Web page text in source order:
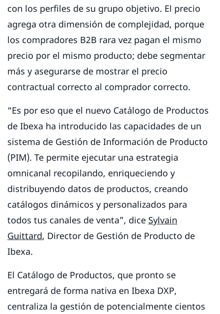
con los perfiles de su grupo objetivo. El precio
agrega otra dimensión de complejidad, porque
los compradores B2B rara vez pagan el mismo
precio por el mismo producto; debe segmentar
más y asegurarse de mostrar el precio
contractual correcto al comprador correcto.
“Es por eso que el nuevo Catálogo de Productos
de Ibexa ha introducido las capacidades de un
sistema de Gestión de Información de Producto
(PIM). Te permite ejecutar una estrategia
omnicanal recopilando, enriqueciendo y
distribuyendo datos de productos, creando
catálogos dinámicos y personalizados para
todos tus canales de venta”, dice Sylvain
Guittard, Director de Gestión de Producto de
Ibexa.
El Catálogo de Productos, que pronto se
entregará de forma nativa en Ibexa DXP,
centraliza la gestión de potencialmente cientos